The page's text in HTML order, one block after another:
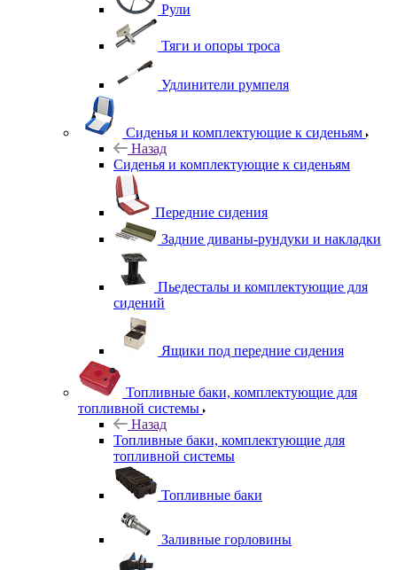
Рули
Тяги и опоры троса
Удлинители румпеля
Сиденья и комплектующие к сиденьям
Назад
Сиденья и комплектующие к сиденьям
Передние сидения
Задние диваны-рундуки и накладки
Пьедесталы и комплектующие для
сидений
Ящики под передние сидения
Топливные баки, комплектующие для
топливной системы
Назад
Топливные баки, комплектующие для
топливной системы
Топливные баки
Заливные горловины